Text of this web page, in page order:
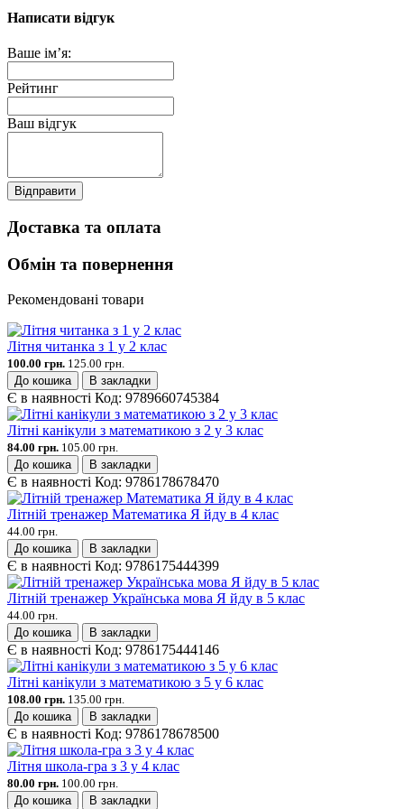
Написати відгук
Ваше ім’я:
Рейтинг
Ваш відгук
Відправити
Доставка та оплата
Обмін та повернення
Рекомендовані товари
Літня читанка з 1 у 2 клас
100.00 грн. 125.00 грн.
До кошика
В закладки
Є в наявності Код: 9789660745384
Літні канікули з математикою з 2 у 3 клас
84.00 грн. 105.00 грн.
До кошика
В закладки
Є в наявності Код: 9786178678470
Літній тренажер Математика Я йду в 4 клас
44.00 грн.
До кошика
В закладки
Є в наявності Код: 9786175444399
Літній тренажер Українська мова Я йду в 5 клас
44.00 грн.
До кошика
В закладки
Є в наявності Код: 9786175444146
Літні канікули з математикою з 5 у 6 клас
108.00 грн. 135.00 грн.
До кошика
В закладки
Є в наявності Код: 9786178678500
Літня школа-гра з 3 у 4 клас
80.00 грн. 100.00 грн.
До кошика
В закладки